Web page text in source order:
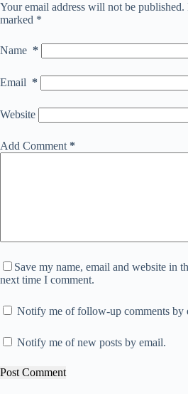
Your email address will not be published.
marked *
Name *
Email *
Website
Add Comment*
Save my name, email and website in
next time I comment.
Notify me of follow-up comments by
Notify me of new posts by email.
Post Comment